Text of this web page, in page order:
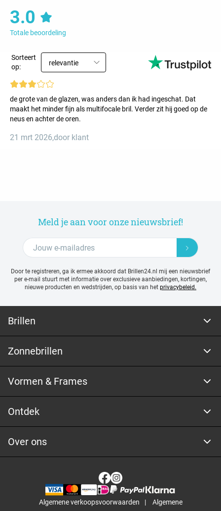
3.0
Totale beoordeling
Sorteert
op:
relevantie
de grote van de glazen, was anders dan ik had ingeschat. Dat
maakt het minder fijn als multifocale bril. Verder zit hij goed op de
neus en achter de oren.
21 mrt 2026,door klant
Meld je aan voor onze nieuwsbrief!
Door te registreren, ga ik ermee akkoord dat Brillen24.nl mij een nieuwsbrief
per e-mail stuurt met informatie over exclusieve aanbiedingen, kortingen,
nieuwe producten en wedstrijden, op basis van het privacybeleid.
Brillen
Zonnebrillen
Vormen & Frames
Ontdek
Over ons
Algemene verkoopsvoorwaarden Algemene